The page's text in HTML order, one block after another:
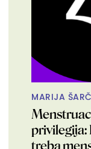
MARIJA
privilegija:
treba